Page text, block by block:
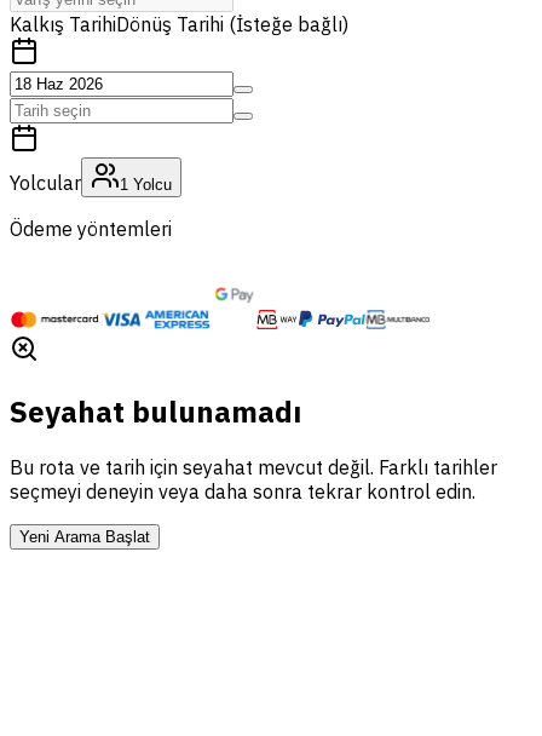
Kalkış TarihiDönüş Tarihi (İsteğe bağlı)
Yolcular 1 Yolcu
Ödeme yöntemleri
Seyahat bulunamadı
Bu rota ve tarih için seyahat mevcut değil. Farklı tarihler
seçmeyi deneyin veya daha sonra tekrar kontrol edin.
Yeni Arama Başlat